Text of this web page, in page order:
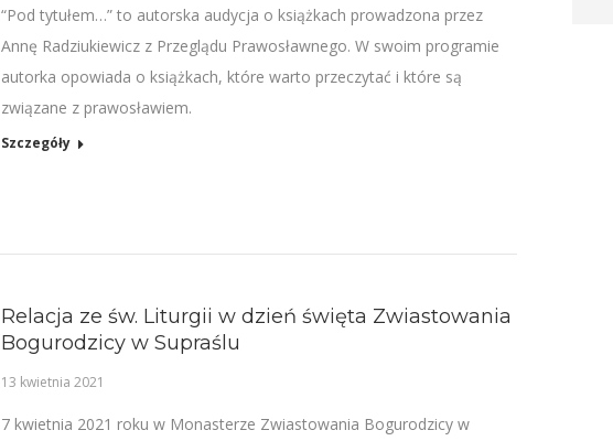
“Pod tytułem…” to autorska audycja o książkach prowadzona przez
Annę Radziukiewicz z Przeglądu Prawosławnego. W swoim programie
autorka opowiada o książkach, które warto przeczytać i które są
związane z prawosławiem.
Szczegóły
Relacja ze św. Liturgii w dzień święta Zwiastowania
Bogurodzicy w Supraślu
13 kwietnia 2021
7 kwietnia 2021 roku w Monasterze Zwiastowania Bogurodzicy w